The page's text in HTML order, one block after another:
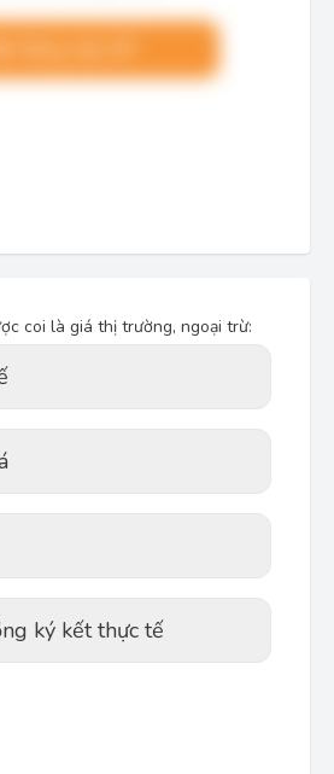
coi là giá thị trường, ngoại trừ:
ký kết thực tế